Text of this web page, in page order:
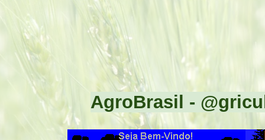
AgroBrasil -